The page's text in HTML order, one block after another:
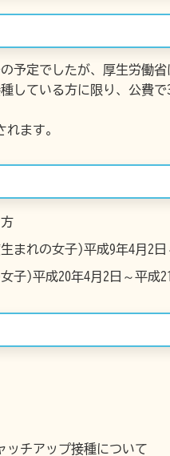
予定でしたが、厚生労働
している方に限り、公費
ます。
まれの女子)平成9年4月2
子)平成20年4月2日～平成
ッチアップ接種について